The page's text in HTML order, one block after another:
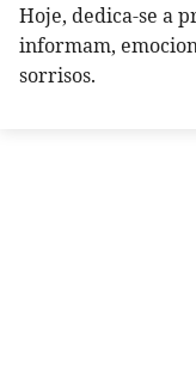
Hoje, dedica-se a
informam,
sorrisos.